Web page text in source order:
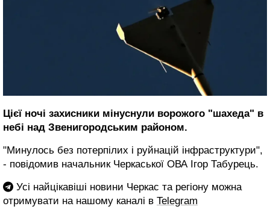
Цієї ночі захисники мінуснули ворожого "шахеда" в
небі над Звенигородським районом.
"Минулось без потерпілих і руйнацій інфраструктури",
- повідомив начальник Черкаської ОВА Ігор Табурець.
Усі найцікавіші новини Черкас та регіону можна
отримувати на нашому каналі в Telegram